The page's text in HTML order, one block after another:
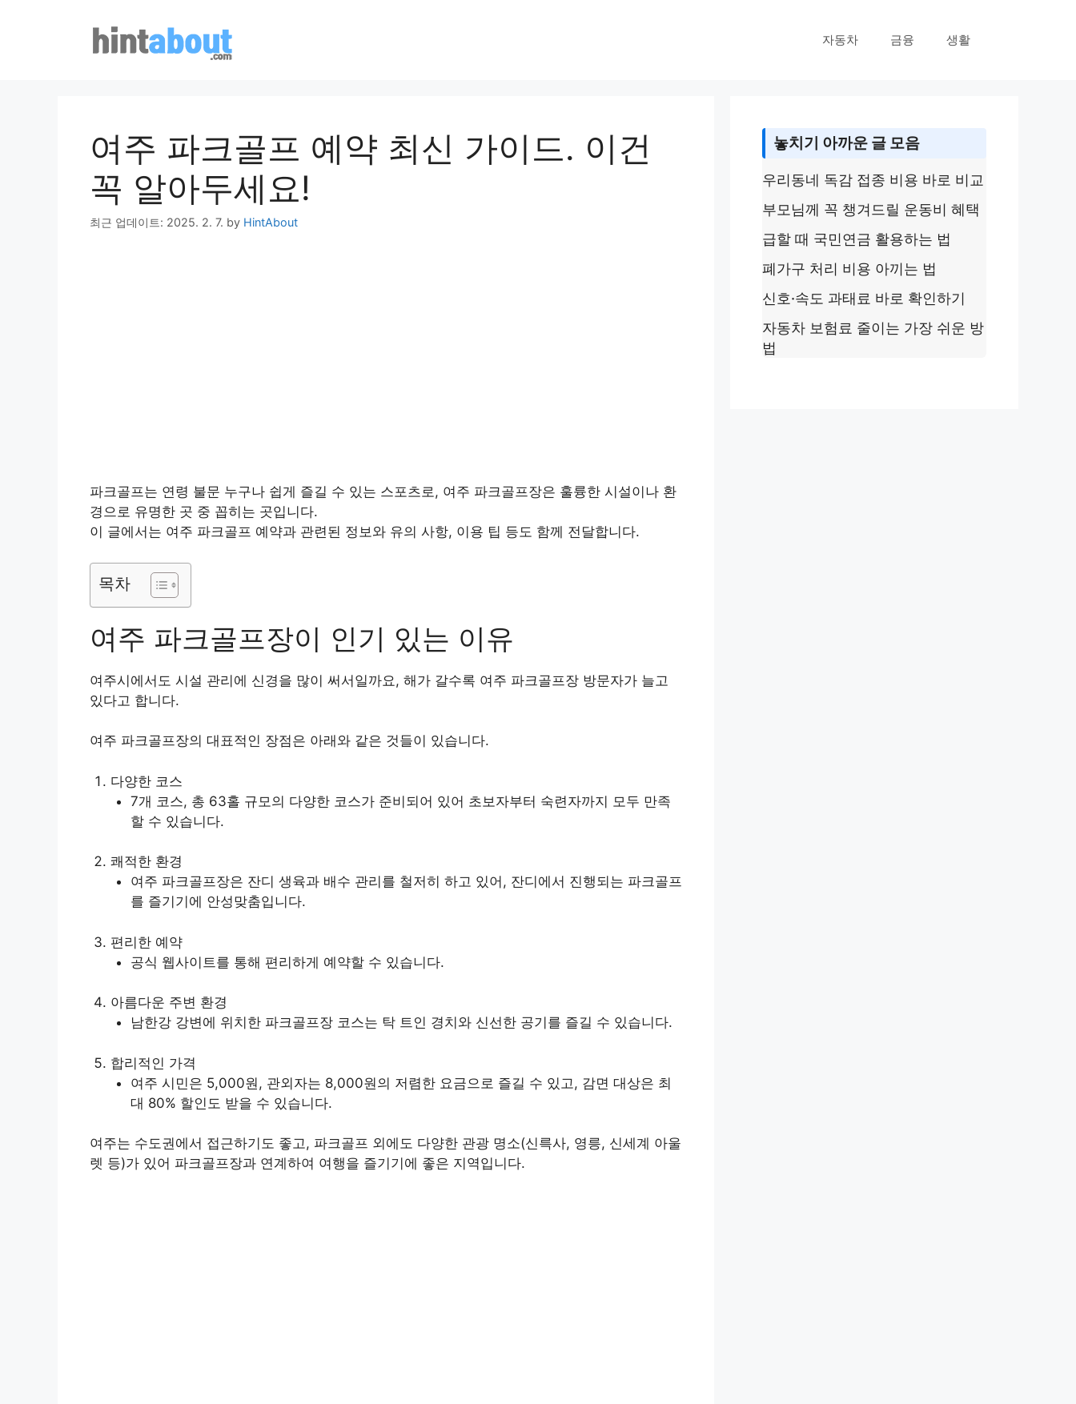
자동차 금융 생활
여주 파크골프 예약 최신 가이드. 이건
꼭 알아두세요!
최근 업데이트: 2025. 2. 7. by HintAbout
파크골프는 연령 불문 누구나 쉽게 즐길 수 있는 스포츠로, 여주 파크골프장은 훌륭한 시설이나 환
경으로 유명한 곳 중 꼽히는 곳입니다.
이 글에서는 여주 파크골프 예약과 관련된 정보와 유의 사항, 이용 팁 등도 함께 전달합니다.
목차
여주 파크골프장이 인기 있는 이유
여주시에서도 시설 관리에 신경을 많이 써서일까요, 해가 갈수록 여주 파크골프장 방문자가 늘고
있다고 합니다.
여주 파크골프장의 대표적인 장점은 아래와 같은 것들이 있습니다.
다양한 코스
7개 코스, 총 63홀 규모의 다양한 코스가 준비되어 있어 초보자부터 숙련자까지 모두 만족
할 수 있습니다.
쾌적한 환경
여주 파크골프장은 잔디 생육과 배수 관리를 철저히 하고 있어, 잔디에서 진행되는 파크골프
를 즐기기에 안성맞춤입니다.
편리한 예약
공식 웹사이트를 통해 편리하게 예약할 수 있습니다.
아름다운 주변 환경
남한강 강변에 위치한 파크골프장 코스는 탁 트인 경치와 신선한 공기를 즐길 수 있습니다.
합리적인 가격
여주 시민은 5,000원, 관외자는 8,000원의 저렴한 요금으로 즐길 수 있고, 감면 대상은 최
대 80% 할인도 받을 수 있습니다.
여주는 수도권에서 접근하기도 좋고, 파크골프 외에도 다양한 관광 명소(신륵사, 영릉, 신세계 아울
렛 등)가 있어 파크골프장과 연계하여 여행을 즐기기에 좋은 지역입니다.
놓치기 아까운 글 모음
우리동네 독감 접종 비용 바로 비교
부모님께 꼭 챙겨드릴 운동비 혜택
급할 때 국민연금 활용하는 법
폐가구 처리 비용 아끼는 법
신호·속도 과태료 바로 확인하기
자동차 보험료 줄이는 가장 쉬운 방
법